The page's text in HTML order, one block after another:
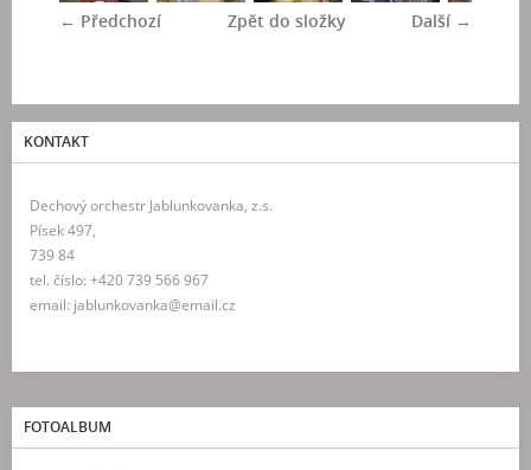
← Předchozí Další →
Zpět do složky
KONTAKT
Dechový orchestr Jablunkovanka, z.s.
Písek 497,
739 84
tel. číslo: +420 739 566 967
email: jablunkovanka@email.cz
FOTOALBUM